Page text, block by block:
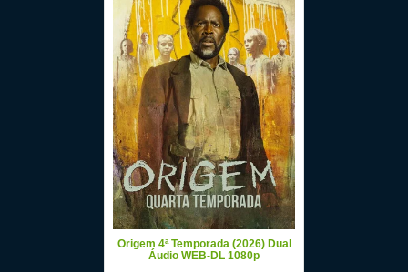
Origem 4ª Temporada (2026) Dual
Áudio WEB-DL 1080p